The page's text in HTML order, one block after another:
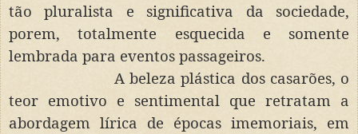
tão pluralista e significativa da sociedade,
porem, totalmente esquecida e somente
lembrada para eventos passageiros.
A beleza plástica dos casarões, o
teor emotivo e sentimental que retratam a
abordagem lírica de épocas imemoriais, em